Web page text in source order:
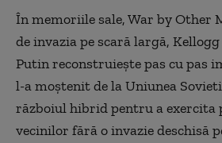
În memoriile sale, War by Other
de invazia pe scară largă,
Putin reconstruiește pas cu pas
l-a moștenit de la Uniunea
războiul hibrid pentru a exercita
vecinilor fără o invazie deschisă